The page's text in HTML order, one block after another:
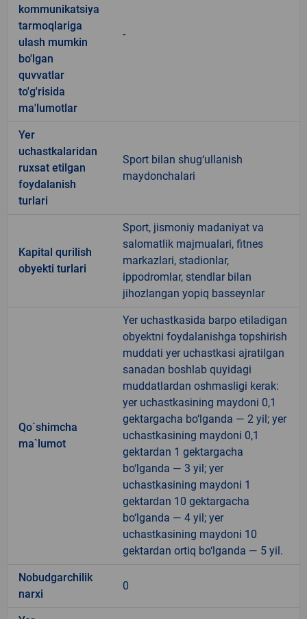
kommunikatsiya
tarmoqlariga
ulash mumkin
bo'lgan
quvvatlar
to'g'risida
ma'lumotlar
-
Yer
uchastkalaridan
ruxsat etilgan
foydalanish
turlari
Sport bilan shug‘ullanish
maydonchalari
Kapital qurilish
obyekti turlari
Sport, jismoniy madaniyat va
salomatlik majmualari, fitnes
markazlari, stadionlar,
ippodromlar, stendlar bilan
jihozlangan yopiq basseynlar
Qo`shimcha
ma`lumot
Yer uchastkasida barpo etiladigan
obyektni foydalanishga topshirish
muddati yer uchastkasi ajratilgan
sanadan boshlab quyidagi
muddatlardan oshmasligi kerak:
yer uchastkasining maydoni 0,1
gektargacha bo‘lganda — 2 yil; yer
uchastkasining maydoni 0,1
gektardan 1 gektargacha
bo‘lganda — 3 yil; yer
uchastkasining maydoni 1
gektardan 10 gektargacha
bo‘lganda — 4 yil; yer
uchastkasining maydoni 10
gektardan ortiq bo‘lganda — 5 yil.
Nobudgarchilik
narxi
0